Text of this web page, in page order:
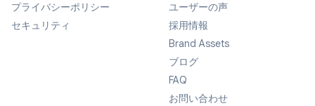
プライバシーポリシー
セキュリティ
ユーザーの声
採用情報
Brand Assets
ブログ
FAQ
お問い合わせ